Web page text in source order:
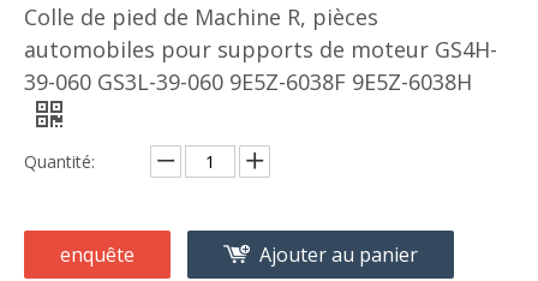
Colle de pied de Machine R, pièces
automobiles pour supports de moteur GS4H-
39-060 GS3L-39-060 9E5Z-6038F 9E5Z-6038H
Quantité:
enquête Ajouter au panier